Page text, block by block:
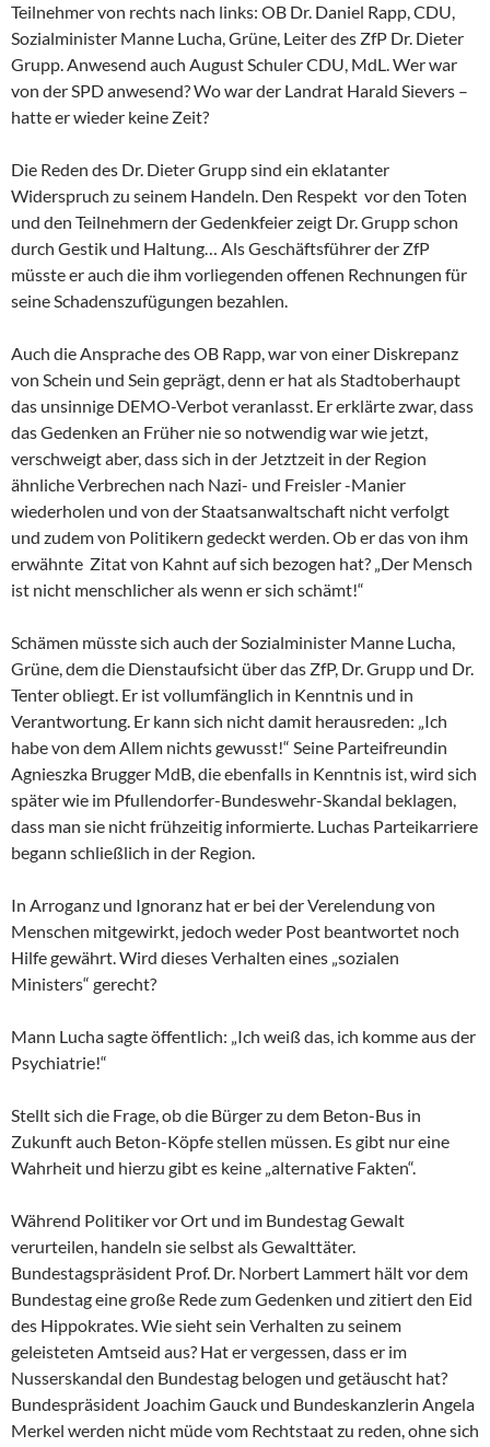
Teilnehmer von rechts nach links: OB Dr. Daniel Rapp, CDU,
Sozialminister Manne Lucha, Grüne, Leiter des ZfP Dr. Dieter
Grupp. Anwesend auch August Schuler CDU, MdL. Wer war
von der SPD anwesend? Wo war der Landrat Harald Sievers –
hatte er wieder keine Zeit?
Die Reden des Dr. Dieter Grupp sind ein eklatanter
Widerspruch zu seinem Handeln. Den Respekt vor den Toten
und den Teilnehmern der Gedenkfeier zeigt Dr. Grupp schon
durch Gestik und Haltung… Als Geschäftsführer der ZfP
müsste er auch die ihm vorliegenden offenen Rechnungen für
seine Schadenszufügungen bezahlen.
Auch die Ansprache des OB Rapp, war von einer Diskrepanz
von Schein und Sein geprägt, denn er hat als Stadtoberhaupt
das unsinnige DEMO-Verbot veranlasst. Er erklärte zwar, dass
das Gedenken an Früher nie so notwendig war wie jetzt,
verschweigt aber, dass sich in der Jetztzeit in der Region
ähnliche Verbrechen nach Nazi- und Freisler -Manier
wiederholen und von der Staatsanwaltschaft nicht verfolgt
und zudem von Politikern gedeckt werden. Ob er das von ihm
erwähnte Zitat von Kahnt auf sich bezogen hat? „Der Mensch
ist nicht menschlicher als wenn er sich schämt!“
Schämen müsste sich auch der Sozialminister Manne Lucha,
Grüne, dem die Dienstaufsicht über das ZfP, Dr. Grupp und Dr.
Tenter obliegt. Er ist vollumfänglich in Kenntnis und in
Verantwortung. Er kann sich nicht damit herausreden: „Ich
habe von dem Allem nichts gewusst!“ Seine Parteifreundin
Agnieszka Brugger MdB, die ebenfalls in Kenntnis ist, wird sich
später wie im Pfullendorfer-Bundeswehr-Skandal beklagen,
dass man sie nicht frühzeitig informierte. Luchas Parteikarriere
begann schließlich in der Region.
In Arroganz und Ignoranz hat er bei der Verelendung von
Menschen mitgewirkt, jedoch weder Post beantwortet noch
Hilfe gewährt. Wird dieses Verhalten eines „sozialen
Ministers“ gerecht?
Mann Lucha sagte öffentlich: „Ich weiß das, ich komme aus der
Psychiatrie!“
Stellt sich die Frage, ob die Bürger zu dem Beton-Bus in
Zukunft auch Beton-Köpfe stellen müssen. Es gibt nur eine
Wahrheit und hierzu gibt es keine „alternative Fakten“.
Während Politiker vor Ort und im Bundestag Gewalt
verurteilen, handeln sie selbst als Gewalttäter.
Bundestagspräsident Prof. Dr. Norbert Lammert hält vor dem
Bundestag eine große Rede zum Gedenken und zitiert den Eid
des Hippokrates. Wie sieht sein Verhalten zu seinem
geleisteten Amtseid aus? Hat er vergessen, dass er im
Nusserskandal den Bundestag belogen und getäuscht hat?
Bundespräsident Joachim Gauck und Bundeskanzlerin Angela
Merkel werden nicht müde vom Rechtstaat zu reden, ohne sich